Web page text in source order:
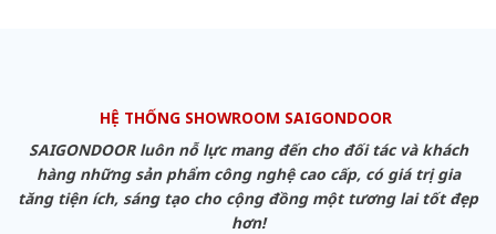
HỆ THỐNG SHOWROOM SAIGONDOOR
SAIGONDOOR luôn nỗ lực mang đến cho đối tác và khách
hàng những sản phẩm công nghệ cao cấp, có giá trị gia
tăng tiện ích, sáng tạo cho cộng đồng một tương lai tốt đẹp
hơn!